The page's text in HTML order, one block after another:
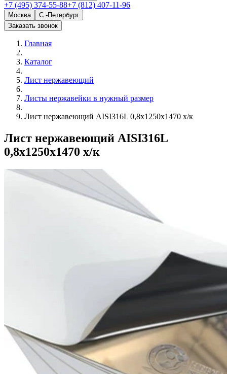
+7 (495) 374-55-88+7 (812) 407-11-96
Москва
С.-Петербург
Заказать звонок
Главная
Каталог
Лист нержавеющий
Листы нержавейки в нужный размер
Лист нержавеющий AISI316L 0,8х1250х1470 х/к
Лист нержавеющий AISI316L
0,8х1250х1470 х/к